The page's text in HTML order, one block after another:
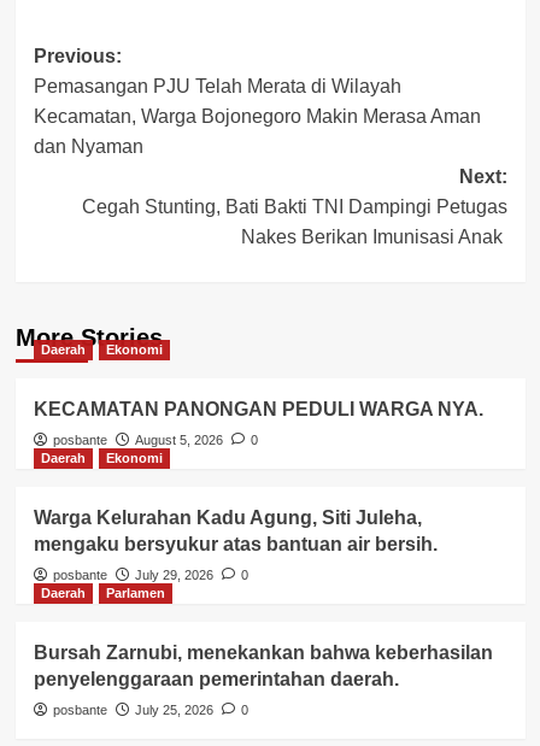
Post
navigation
Previous:
Pemasangan PJU Telah Merata di Wilayah
Kecamatan, Warga Bojonegoro Makin Merasa Aman
dan Nyaman
Next:
Cegah Stunting, Bati Bakti TNI Dampingi Petugas
Nakes Berikan Imunisasi Anak
More Stories
Daerah Ekonomi
KECAMATAN PANONGAN PEDULI WARGA NYA.
posbante August 5, 2026
0
Daerah
Ekonomi
Warga Kelurahan Kadu Agung, Siti Juleha,
mengaku bersyukur atas bantuan air bersih.
posbante July 29, 2026
0
Daerah
Parlamen
Bursah Zarnubi, menekankan bahwa keberhasilan
penyelenggaraan pemerintahan daerah.
posbante July 25, 2026 0